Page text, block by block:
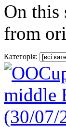
On this
from
Категорія: